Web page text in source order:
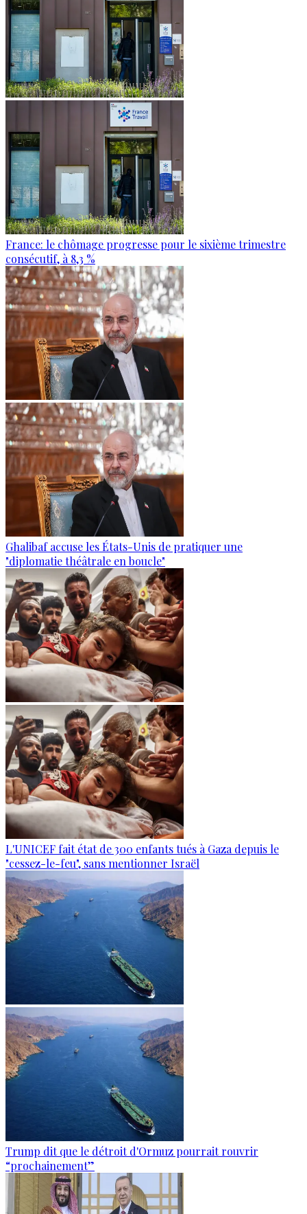
France: le chômage progresse pour le sixième trimestre
consécutif, à 8,3 %
Ghalibaf accuse les États-Unis de pratiquer une
"diplomatie théâtrale en boucle"
L'UNICEF fait état de 300 enfants tués à Gaza depuis le
"cessez-le-feu", sans mentionner Israël
Trump dit que le détroit d'Ormuz pourrait rouvrir
“prochainement”